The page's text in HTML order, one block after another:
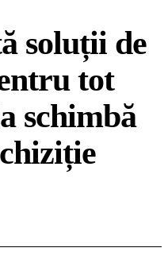
soluții de
tot
schimbă